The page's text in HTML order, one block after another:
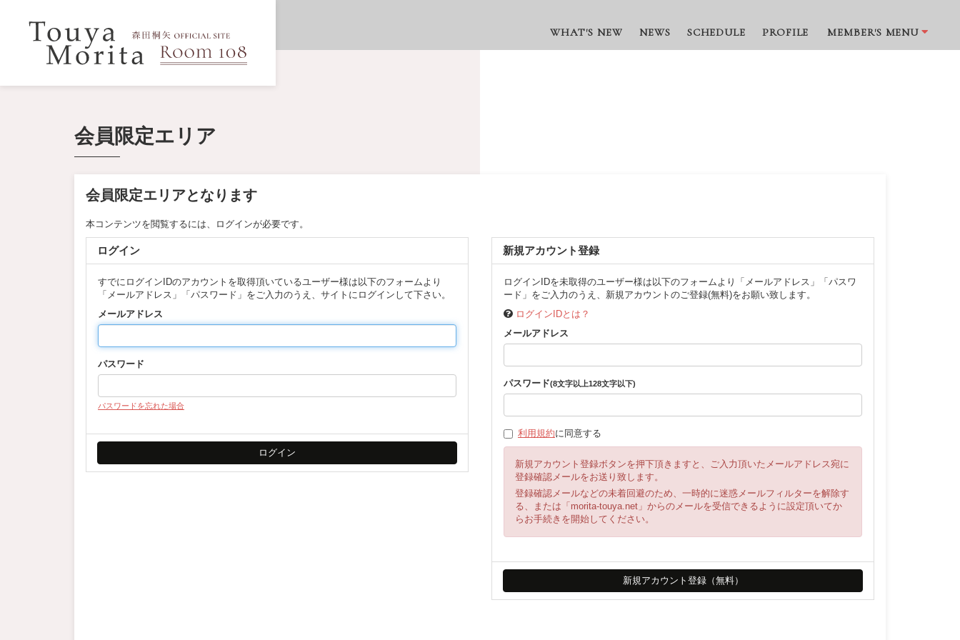
WHAT'S NEW NEWS SCHEDULE PROFILE MEMBER'S MENU
会員限定エリア
会員限定エリアとなります
本コンテンツを閲覧するには、ログインが必要です。
ログイン
すでにログインIDのアカウントを取得頂いているユーザー様は以下のフォームより
「メールアドレス」「パスワード」をご入力のうえ、サイトにログインして下さい。
メールアドレス
パスワード
パスワードを忘れた場合
新規アカウント登録
ログインIDを未取得のユーザー様は以下のフォームより「メールアドレス」「パスワ
ード」をご入力のうえ、新規アカウントのご登録(無料)をお願い致します。
ログインIDとは？
メールアドレス
パスワード(8文字以上128文字以下)
利用規約に同意する
新規アカウント登録ボタンを押下頂きますと、ご入力頂いたメールアドレス宛に
登録確認メールをお送り致します。
登録確認メールなどの未着回避のため、一時的に迷惑メールフィルターを解除す
る、または「morita-touya.net」からのメールを受信できるように設定頂いてか
らお手続きを開始してください。